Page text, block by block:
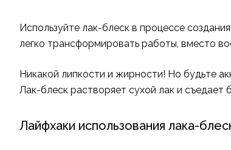
Используйте лак-блеск в процессе
легко трансформировать работы, вместо
Никакой липкости и жирности! Но будьте
Лак-блеск растворяет сухой лак и съедает
Лайфхаки использования лака-